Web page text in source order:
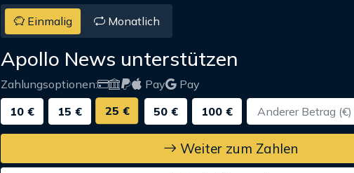
Einmalig Monatlich
Apollo News unterstützen
Zahlungsoptionen: Pay
Pay
10 €
15 € 25 € 50 € 100 €
Weiter zum Zahlen